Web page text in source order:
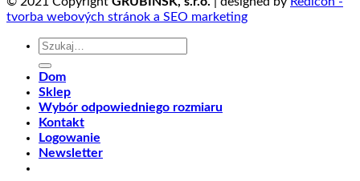
tvorba webových stránok a SEO marketing
Szukaj:
Dom
Sklep
Wybór odpowiedniego rozmiaru
Kontakt
Logowanie
Newsletter